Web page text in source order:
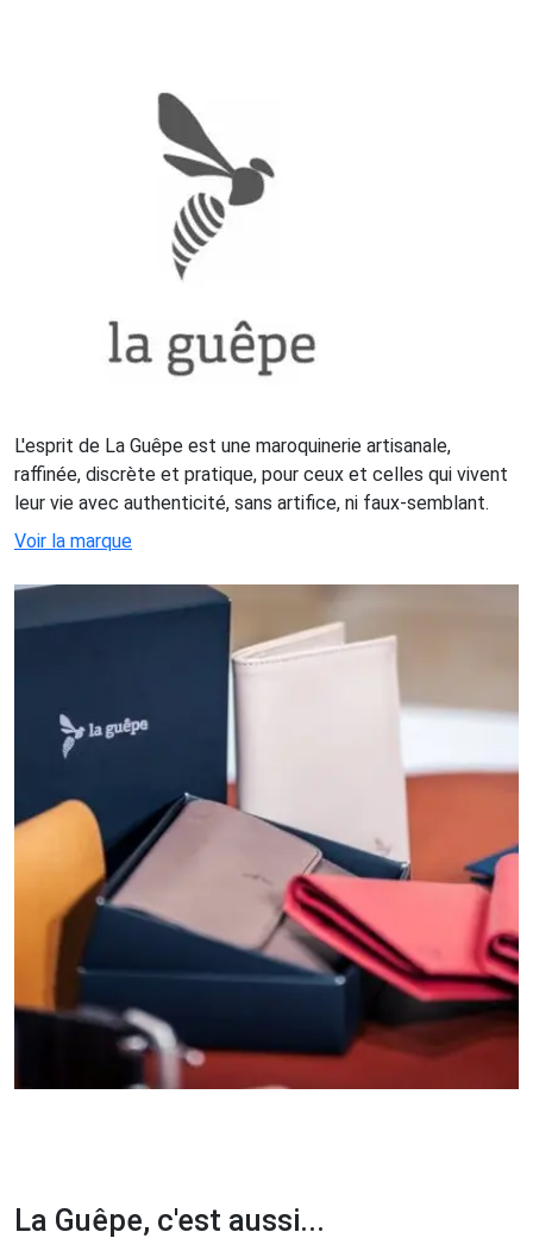
L'esprit de La Guêpe est une maroquinerie artisanale,
raffinée, discrète et pratique, pour ceux et celles qui vivent
leur vie avec authenticité, sans artifice, ni faux-semblant.
Voir la marque
La Guêpe, c'est aussi...